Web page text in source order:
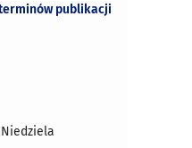
publikacji
Niedziela